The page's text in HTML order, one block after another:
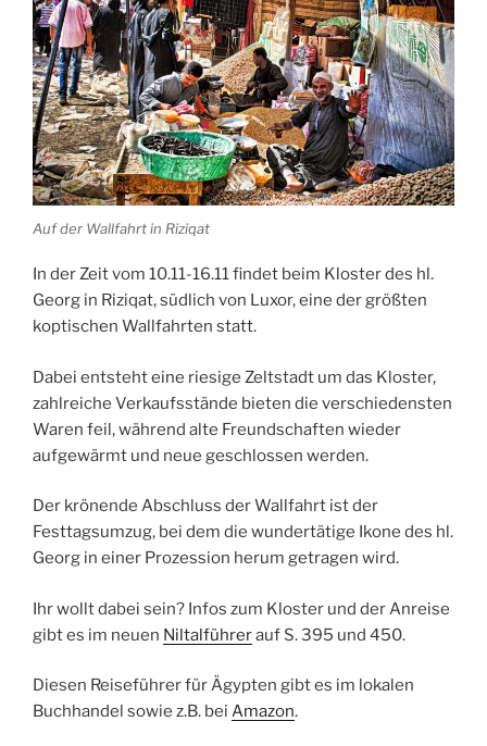
Auf der Wallfahrt in Riziqat
In der Zeit vom 10.11-16.11 findet beim Kloster des hl.
Georg in Riziqat, südlich von Luxor, eine der größten
koptischen Wallfahrten statt.
Dabei entsteht eine riesige Zeltstadt um das Kloster,
zahlreiche Verkaufsstände bieten die verschiedensten
Waren feil, während alte Freundschaften wieder
aufgewärmt und neue geschlossen werden.
Der krönende Abschluss der Wallfahrt ist der
Festtagsumzug, bei dem die wundertätige Ikone des hl.
Georg in einer Prozession herum getragen wird.
Ihr wollt dabei sein? Infos zum Kloster und der Anreise
gibt es im neuen Niltalführerauf S. 395 und 450.
Diesen Reiseführer für Ägypten gibt es im lokalen
Buchhandel sowie z.B. bei Amazon.